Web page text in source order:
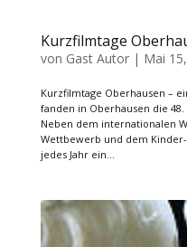
Kurzfilmtage
von Gast Autor| Mai
Kurzfilmtage Oberhausen –
fanden in Oberhausen die
Neben dem internationalen
Wettbewerb und dem
jedes Jahr ein...